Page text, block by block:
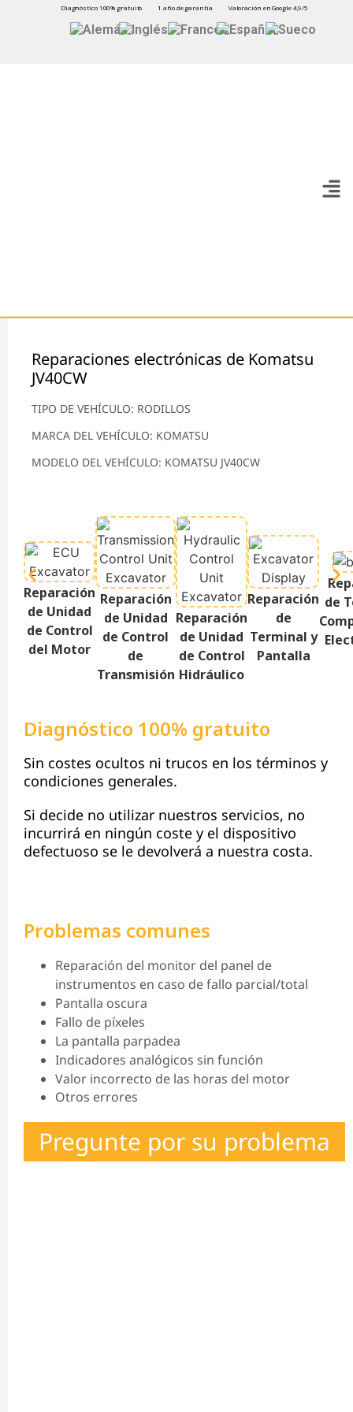
Diagnóstico 100% gratuito 1 año de garantía Valoración en Google 4,9/5
Reparaciones electrónicas de Komatsu
JV40CW
TIPO DE VEHÍCULO: RODILLOS
MARCA DEL VEHÍCULO: KOMATSU
MODELO DEL VEHÍCULO: KOMATSU JV40CW
Reparación
de Unidad
de Control
del Motor
Reparación
de Unidad
de Control
de
Transmisión
Reparación
de Unidad
de Control
Hidráulico
Reparación
de
Terminal y
Pantalla
de
Diagnóstico 100% gratuito
Sin costes ocultos ni trucos en los términos y
condiciones generales.
Si decide no utilizar nuestros servicios, no
incurrirá en ningún coste y el dispositivo
defectuoso se le devolverá a nuestra costa.
Problemas comunes
Reparación del monitor del panel de
instrumentos en caso de fallo parcial/total
Pantalla oscura
Fallo de píxeles
La pantalla parpadea
Indicadores analógicos sin función
Valor incorrecto de las horas del motor
Otros errores
Pregunte por su problema